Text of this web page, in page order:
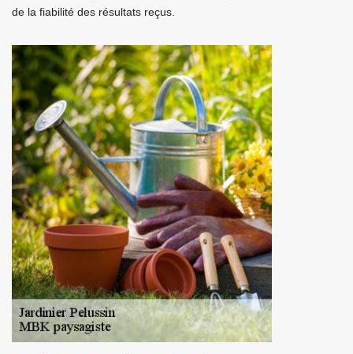
de la fiabilité des résultats reçus.